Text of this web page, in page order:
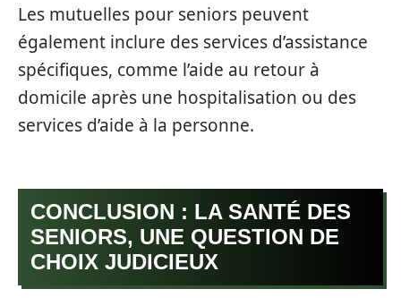
Les mutuelles pour seniors peuvent
également inclure des services d’assistance
spécifiques, comme l’aide au retour à
domicile après une hospitalisation ou des
services d’aide à la personne.
CONCLUSION : LA SANTÉ DES
SENIORS, UNE QUESTION DE
CHOIX JUDICIEUX